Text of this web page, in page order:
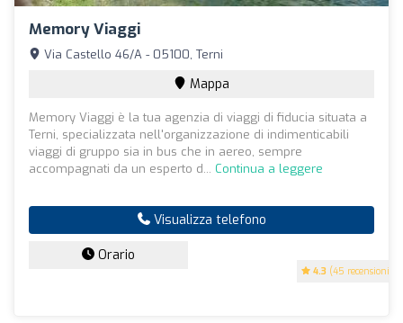
Memory Viaggi
4.3 (45 recensioni)
Via Castello 46/A - 05100, Terni
Mappa
Memory Viaggi è la tua agenzia di viaggi di fiducia situata a
Terni, specializzata nell'organizzazione di indimenticabili
viaggi di gruppo sia in bus che in aereo, sempre
accompagnati da un esperto d... Continua a leggere
Visualizza telefono
Orario